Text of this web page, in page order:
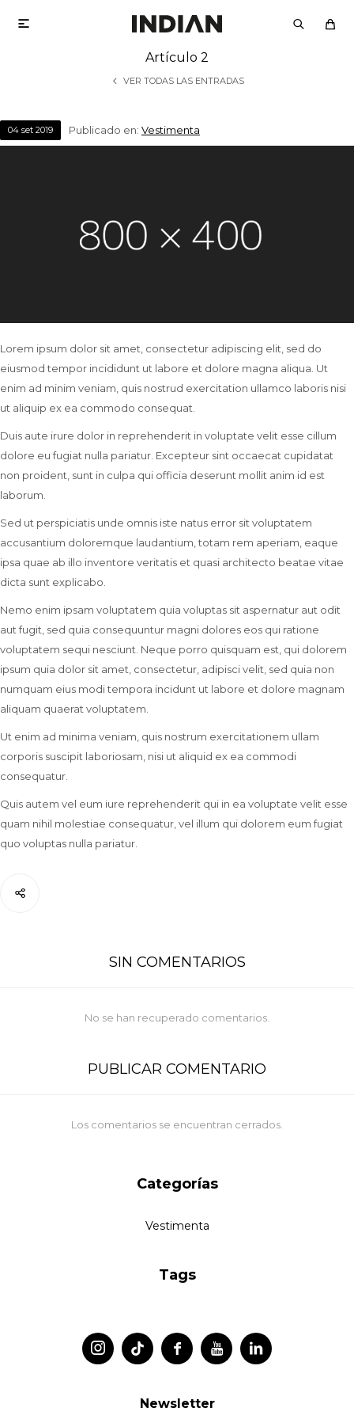

Artículo 2
VER TODAS LAS ENTRADAS
04 set 2019 Publicado en: Vestimenta
Lorem ipsum dolor sit amet, consectetur adipiscing elit, sed do
eiusmod tempor incididunt ut labore et dolore magna aliqua. Ut
enim ad minim veniam, quis nostrud exercitation ullamco laboris nisi
ut aliquip ex ea commodo consequat.
Duis aute irure dolor in reprehenderit in voluptate velit esse cillum
dolore eu fugiat nulla pariatur. Excepteur sint occaecat cupidatat
non proident, sunt in culpa qui officia deserunt mollit anim id est
laborum.
Sed ut perspiciatis unde omnis iste natus error sit voluptatem
accusantium doloremque laudantium, totam rem aperiam, eaque
ipsa quae ab illo inventore veritatis et quasi architecto beatae vitae
dicta sunt explicabo.
Nemo enim ipsam voluptatem quia voluptas sit aspernatur aut odit
aut fugit, sed quia consequuntur magni dolores eos qui ratione
voluptatem sequi nesciunt. Neque porro quisquam est, qui dolorem
ipsum quia dolor sit amet, consectetur, adipisci velit, sed quia non
numquam eius modi tempora incidunt ut labore et dolore magnam
aliquam quaerat voluptatem.
Ut enim ad minima veniam, quis nostrum exercitationem ullam
corporis suscipit laboriosam, nisi ut aliquid ex ea commodi
consequatur.
Quis autem vel eum iure reprehenderit qui in ea voluptate velit esse
quam nihil molestiae consequatur, vel illum qui dolorem eum fugiat
quo voluptas nulla pariatur.
SIN COMENTARIOS
No se han recuperado comentarios.
PUBLICAR COMENTARIO
Los comentarios se encuentran cerrados.
Categorías
Vestimenta
Tags
 
 
Newsletter